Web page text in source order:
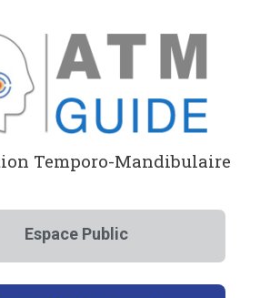
Temporo-Mandibulaire
Espace Public